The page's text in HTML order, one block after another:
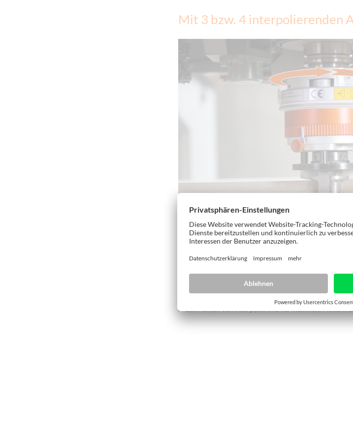
Mit 3 bzw. 4 interpolierenden
Komplexe Anwendungen leicht gemacht
Variantenreiche Fertigung von Korpusmöbeln als Einzel-
Drei präzise und dynamisch gesteuerte Achsen -
alle Achsen voll interpolierend für maximale